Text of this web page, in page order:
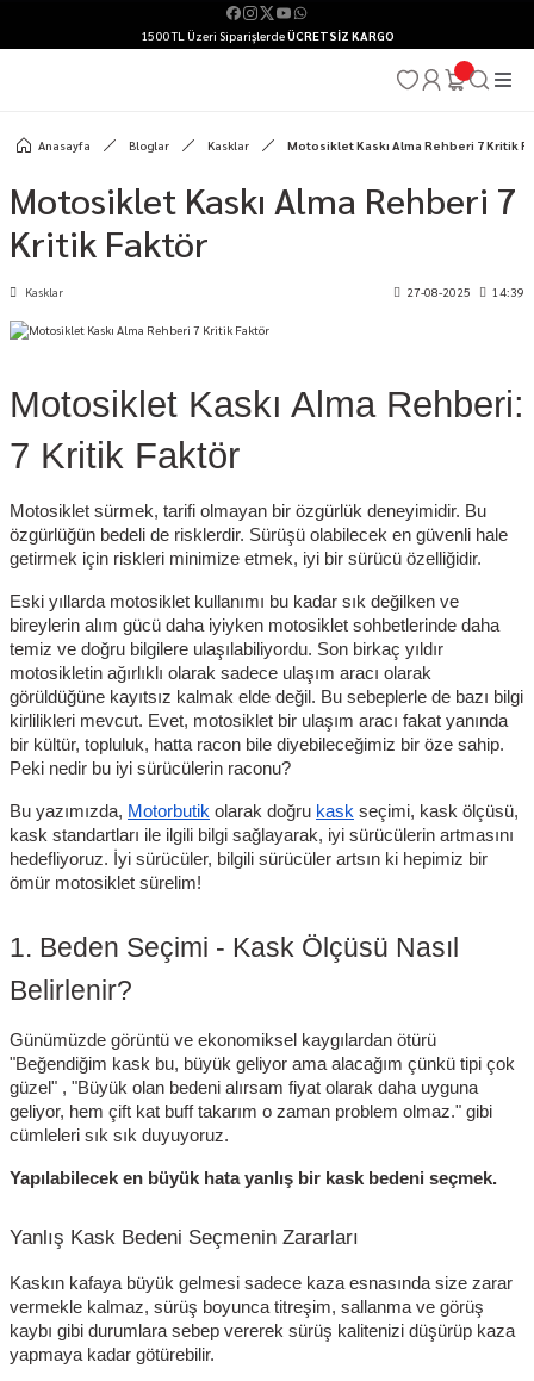
1500 TL Üzeri SiparişlerdeÜCRETSİZ KARGO
Anasayfa Bloglar Kasklar Motosiklet Kaskı Alma Rehberi 7 Kritik
Motosiklet Kaskı Alma Rehberi 7
Kritik Faktör
Kasklar 27-08-2025 14:39
Motosiklet Kaskı Alma Rehberi:
7 Kritik Faktör
Motosiklet sürmek, tarifi olmayan bir özgürlük deneyimidir. Bu
özgürlüğün bedeli de risklerdir. Sürüşü olabilecek en güvenli hale
getirmek için riskleri minimize etmek, iyi bir sürücü özelliğidir.
Eski yıllarda motosiklet kullanımı bu kadar sık değilken ve
bireylerin alım gücü daha iyiyken motosiklet sohbetlerinde daha
temiz ve doğru bilgilere ulaşılabiliyordu. Son birkaç yıldır
motosikletin ağırlıklı olarak sadece ulaşım aracı olarak
görüldüğüne kayıtsız kalmak elde değil. Bu sebeplerle de bazı bilgi
kirlilikleri mevcut. Evet, motosiklet bir ulaşım aracı fakat yanında
bir kültür, topluluk, hatta racon bile diyebileceğimiz bir öze sahip.
Peki nedir bu iyi sürücülerin raconu?
Bu yazımızda, Motorbutik olarak doğru kask seçimi, kask ölçüsü,
kask standartları ile ilgili bilgi sağlayarak, iyi sürücülerin artmasını
hedefliyoruz. İyi sürücüler, bilgili sürücüler artsın ki hepimiz bir
ömür motosiklet sürelim!
1. Beden Seçimi - Kask Ölçüsü Nasıl
Belirlenir?
Günümüzde görüntü ve ekonomiksel kaygılardan ötürü
"Beğendiğim kask bu, büyük geliyor ama alacağım çünkü tipi çok
güzel" , "Büyük olan bedeni alırsam fiyat olarak daha uyguna
geliyor, hem çift kat buff takarım o zaman problem olmaz." gibi
cümleleri sık sık duyuyoruz.
Yapılabilecek en büyük hata yanlış bir kask bedeni seçmek.
Yanlış Kask Bedeni Seçmenin Zararları
Kaskın kafaya büyük gelmesi sadece kaza esnasında size zarar
vermekle kalmaz, sürüş boyunca titreşim, sallanma ve görüş
kaybı gibi durumlara sebep vererek sürüş kalitenizi düşürüp kaza
yapmaya kadar götürebilir.